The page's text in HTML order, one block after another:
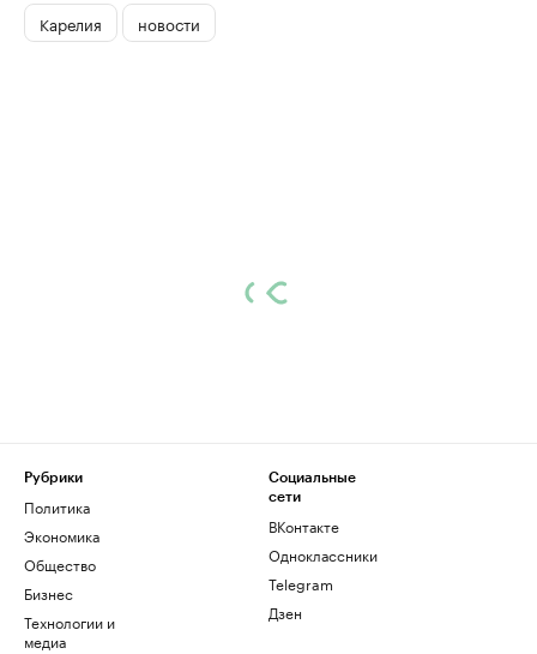
Карелия новости
Рубрики
Политика
Экономика
Общество
Бизнес
Технологии и
медиа
Социальные
сети
ВКонтакте
Одноклассники
Telegram
Дзен